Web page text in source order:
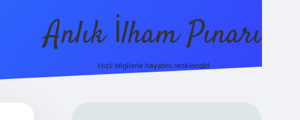
Anlık İlham Pınarı
Hızlı bilgilerle hayatını renklendir!